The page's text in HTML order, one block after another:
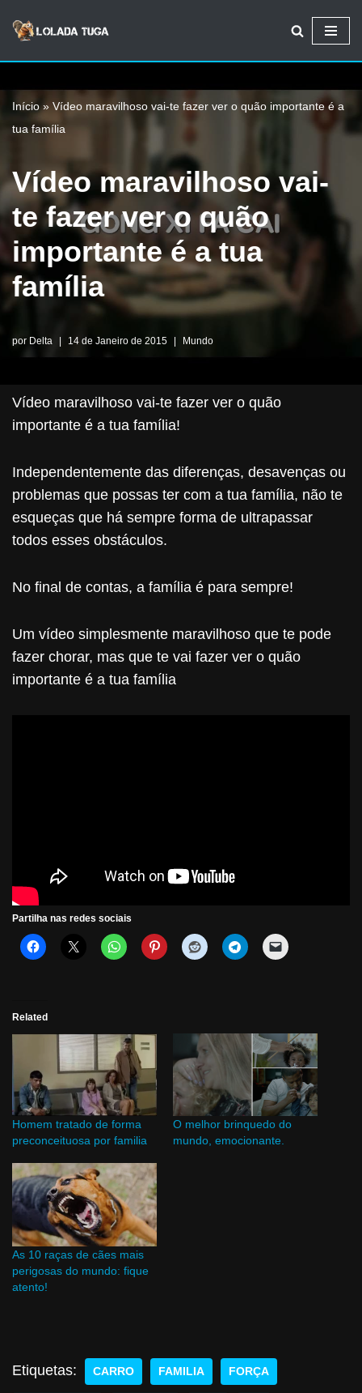
Avançar
o
conteúdo
Início » Vídeo maravilhoso vai-te fazer ver o quão importante é a
tua família
Vídeo maravilhoso vai-
te fazer ver o quão
importante é a tua
família
por Delta 14 de Janeiro de 2015 Mundo
Vídeo maravilhoso vai-te fazer ver o quão
importante é a tua família!
Independentemente das diferenças, desavenças ou
problemas que possas ter com a tua família, não te
esqueças que há sempre forma de ultrapassar
todos esses obstáculos.
No final de contas, a família é para sempre!
Um vídeo simplesmente maravilhoso que te pode
fazer chorar, mas que te vai fazer ver o quão
importante é a tua família
Partilha nas redes sociais
Related
Homem tratado de forma
preconceituosa por familia
O melhor brinquedo do
mundo, emocionante.
As 10 raças de cães mais
perigosas do mundo: fique
atento!
Etiquetas: CARRO FAMILIA FORÇA